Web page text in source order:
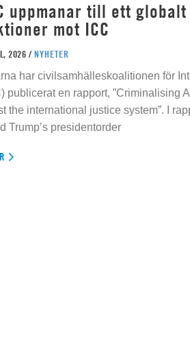
uppmanar till ett globalt
mot ICC
2026 / NYHETER
har civilsamhälleskoalitionen för
publicerat en rapport, ”Criminalising
the international justice system”. I
Trump’s presidentorder